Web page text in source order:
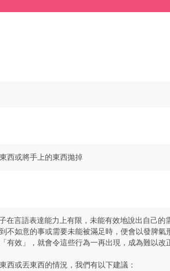
西或將手上的東西拋掉
在言語表達能力上有限，未能有效地說出自己
不如意的事或需要未能被滿足時，便會以發脾
有效」，就會令這些行為一再出現，成為難以改
西或丟東西的情況，我們有以下建議：